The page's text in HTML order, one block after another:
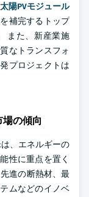
太陽PVモジュール
補完するトップ
また、新産業施
なトランスフォ
プロジェクトは
の傾向
、エネルギーの
性に重点を置く
進の断熱材、最
ムなどのイノベ